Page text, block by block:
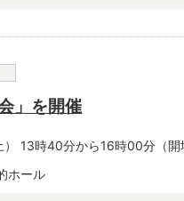
」を開催
13時40分から16時00分（開
ホール